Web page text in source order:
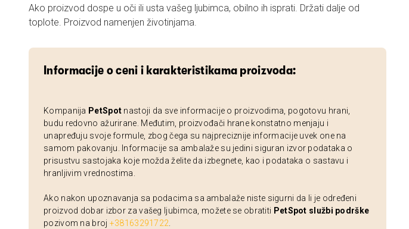
Ako proizvod dospe u oči ili usta vašeg ljubimca, obilno ih isprati. Držati dalje od
toplote. Proizvod namenjen životinjama.
Informacije o ceni i karakteristikama proizvoda:
Kompanija PetSpot nastoji da sve informacije o proizvodima, pogotovu hrani,
budu redovno ažurirane. Međutim, proizvođači hrane konstatno menjaju i
unapređuju svoje formule, zbog čega su najpreciznije informacije uvek one na
samom pakovanju. Informacije sa ambalaže su jedini siguran izvor podataka o
prisustvu sastojaka koje možda želite da izbegnete, kao i podataka o sastavu i
hranljivim vrednostima.
Ako nakon upoznavanja sa podacima sa ambalaže niste sigurni da li je određeni
proizvod dobar izbor za vašeg ljubimca, možete se obratiti PetSpot službi podrške
pozivom na broj +38163291722